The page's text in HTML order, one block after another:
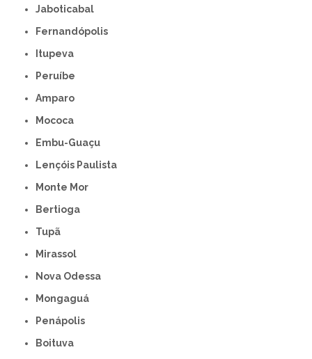
Jaboticabal
Fernandópolis
Itupeva
Peruíbe
Amparo
Mococa
Embu-Guaçu
Lençóis Paulista
Monte Mor
Bertioga
Tupã
Mirassol
Nova Odessa
Mongaguá
Penápolis
Boituva